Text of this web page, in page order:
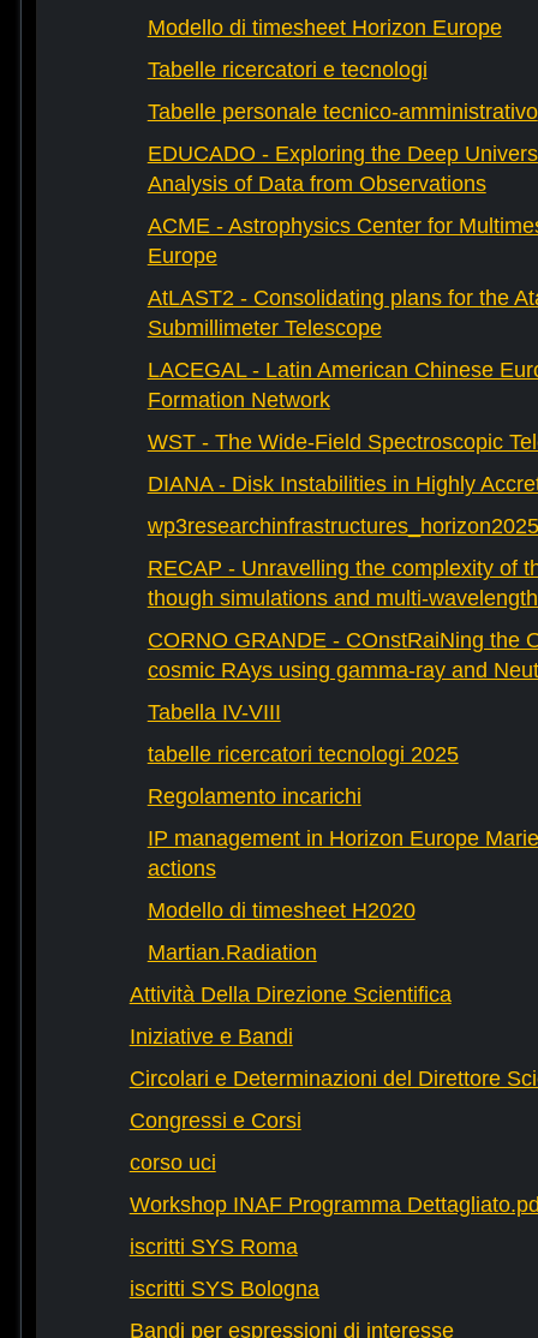
Modello di timesheet Horizon Europe
Tabelle ricercatori e tecnologi
Tabelle personale tecnico-amministrativo
EDUCADO - Exploring the Deep
Analysis of Data from Observations
ACME - Astrophysics Center for
Europe
AtLAST2 - Consolidating plans for the
Submillimeter Telescope
LACEGAL - Latin American Chinese
Formation Network
WST - The Wide-Field Spectroscopic
DIANA - Disk Instabilities in Highly
RECAP - Unravelling the complexity of
though simulations and multi-
CORNO GRANDE - COnstRaiNing the
cosmic RAys using gamma-ray and
Tabella IV-VIII
tabelle ricercatori tecnologi 2025
Regolamento incarichi
IP management in Horizon Europe
actions
Modello di timesheet H2020
Martian.Radiation
Attività Della Direzione Scientifica
Iniziative e Bandi
Circolari e Determinazioni del Direttore
Congressi e Corsi
corso uci
Workshop INAF Programma
iscritti SYS Roma
iscritti SYS Bologna
Bandi per espressioni di interesse